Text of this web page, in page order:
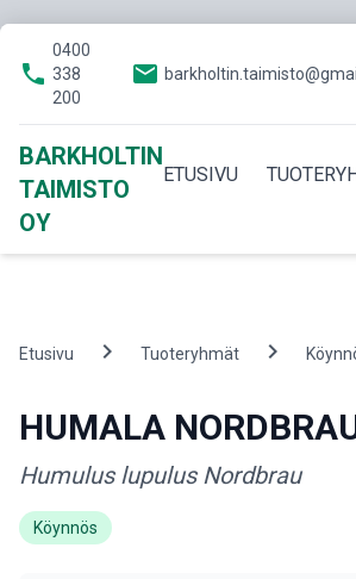
phone
0400
338
200
email
BARKHOLTIN
TAIMISTO
OY
ETUSIVU
Etusivu chevron_right Tuoteryhmät chevron_right
HUMALA
Humulus lupulus Nordbrau
Köynnös